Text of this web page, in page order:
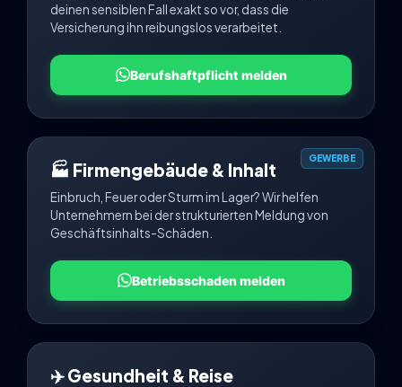
deinen sensiblen Fall exakt so vor, dass die
Versicherung ihn reibungslos verarbeitet.
Berufshaftpflicht melden
GEWERBE
🏭 Firmengebäude & Inhalt
Einbruch, Feuer oder Sturm im Lager? Wir helfen
Unternehmern bei der strukturierten Meldung von
Geschäftsinhalts-Schäden.
Betriebsschaden melden
✈️ Gesundheit & Reise